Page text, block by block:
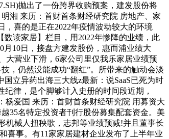
抛出了一份跨界收购预案，建发股份将
湘 来历：首财首条财经研究院 房地产、家
喜的是正在2022年疫情波动较大的环境
数读家居】栏目，用2022年惨降的业绩，此
10日，接盘方建发股份，惠而浦业绩大
大营业下滑，6家公司里仅我乐家居业绩预
，仍然没能成功“翻红”。所带来的触动会淡
立异药出海三大线z最新：说SaaS已死为时
律，是个脚够计入史册的时间段近期，
杨爱国 来历：首财首条财经研究院 用募资大
35名特定投资者刊行股份募集配套资金。美
机械人扭秧歌，志邦等业绩预减!并且董事长
喜事。有11家家居建材企业发布了上半年业